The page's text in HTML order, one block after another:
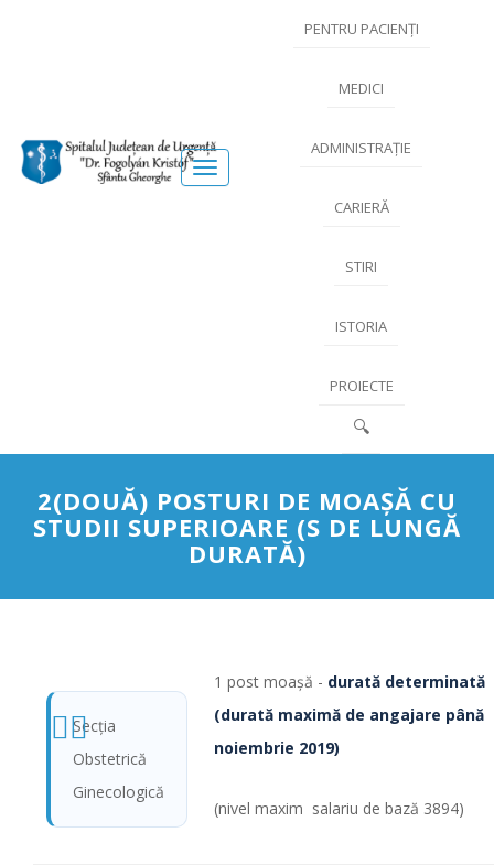
Meniu
PENTRU PACIENȚI
MEDICI
ADMINISTRAȚIE
CARIERĂ
STIRI
ISTORIA
PROIECTE
🔍
2(DOUĂ) POSTURI DE MOAŞĂ CU
STUDII SUPERIOARE (S DE LUNGĂ
DURATĂ)
Secţia
Obstetrică
Ginecologică
1 post moaşă - durată determinată
(durată maximă de angajare până
noiembrie 2019)
(nivel maxim salariu de bază 3894)